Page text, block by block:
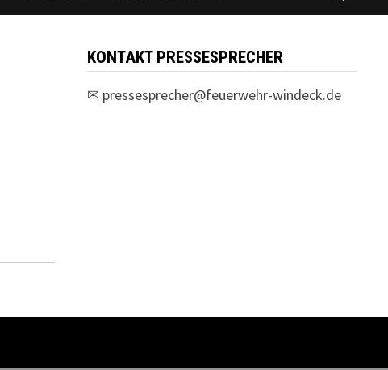
KONTAKT PRESSESPRECHER
✉ pressesprecher@feuerwehr-windeck.de